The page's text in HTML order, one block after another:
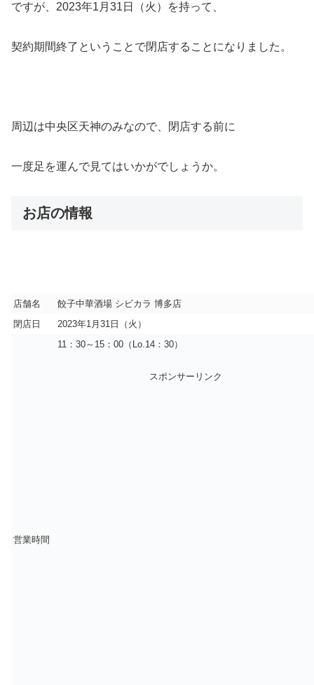
ですが、2023年1月31日（火）を持って、
契約期間終了ということで閉店することになりました。
周辺は中央区天神のみなので、閉店する前に
一度足を運んで見てはいかがでしょうか。
お店の情報
店舗名
餃子中華酒場 シビカラ 博多店
閉店日
2023年1月31日（火）
営業時間
11：30～15：00（Lo.14：30）
スポンサーリンク